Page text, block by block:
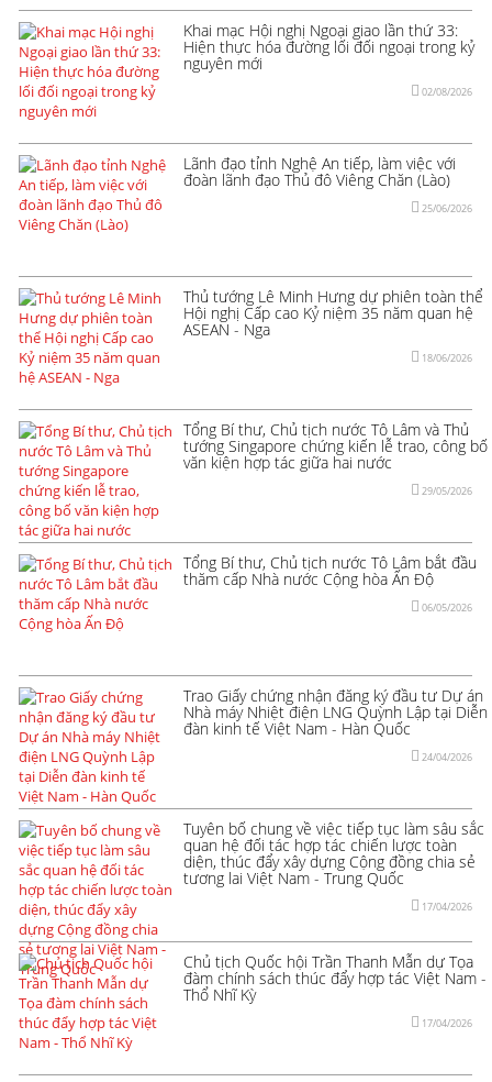
Khai mạc Hội nghị Ngoại giao lần thứ 33:
Hiện thực hóa đường lối đối ngoại trong kỷ
nguyên mới
02/08/2026
Lãnh đạo tỉnh Nghệ An tiếp, làm việc với
đoàn lãnh đạo Thủ đô Viêng Chăn (Lào)
25/06/2026
Thủ tướng Lê Minh Hưng dự phiên toàn thể
Hội nghị Cấp cao Kỷ niệm 35 năm quan hệ
ASEAN - Nga
18/06/2026
Tổng Bí thư, Chủ tịch nước Tô Lâm và Thủ
tướng Singapore chứng kiến lễ trao, công bố
văn kiện hợp tác giữa hai nước
29/05/2026
Tổng Bí thư, Chủ tịch nước Tô Lâm bắt đầu
thăm cấp Nhà nước Cộng hòa Ấn Độ
06/05/2026
Trao Giấy chứng nhận đăng ký đầu tư Dự án
Nhà máy Nhiệt điện LNG Quỳnh Lập tại Diễn
đàn kinh tế Việt Nam - Hàn Quốc
24/04/2026
Tuyên bố chung về việc tiếp tục làm sâu sắc
quan hệ đối tác hợp tác chiến lược toàn
diện, thúc đẩy xây dựng Cộng đồng chia sẻ
tương lai Việt Nam - Trung Quốc
17/04/2026
Chủ tịch Quốc hội Trần Thanh Mẫn dự Tọa
đàm chính sách thúc đẩy hợp tác Việt Nam -
Thổ Nhĩ Kỳ
17/04/2026